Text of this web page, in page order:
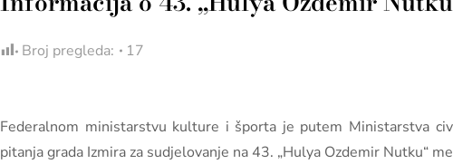
Broj pregleda: 17
Federalnom ministarstvu kulture i športa je putem Ministarstva
pitanja grada Izmira za sudjelovanje na 43. „Hulya Ozdemir Nutku“